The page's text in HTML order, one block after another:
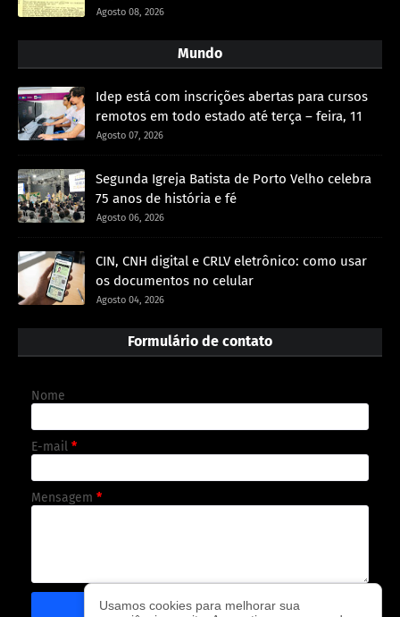
Agosto 08, 2026
Mundo
Idep está com inscrições abertas para cursos
remotos em todo estado até terça – feira, 11
Agosto 07, 2026
Segunda Igreja Batista de Porto Velho celebra
75 anos de história e fé
Agosto 06, 2026
CIN, CNH digital e CRLV eletrônico: como usar
os documentos no celular
Agosto 04, 2026
Formulário de contato
Nome
E-mail *
Mensagem *
Usamos cookies para melhorar sua